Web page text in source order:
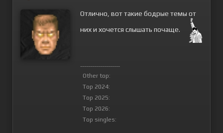
Отлично, вот такие бодрые темы от
них и хочется слышать почаще.
--------------------
Other top:
Top 2024:
Top 2025:
Top 2026:
Top singles: